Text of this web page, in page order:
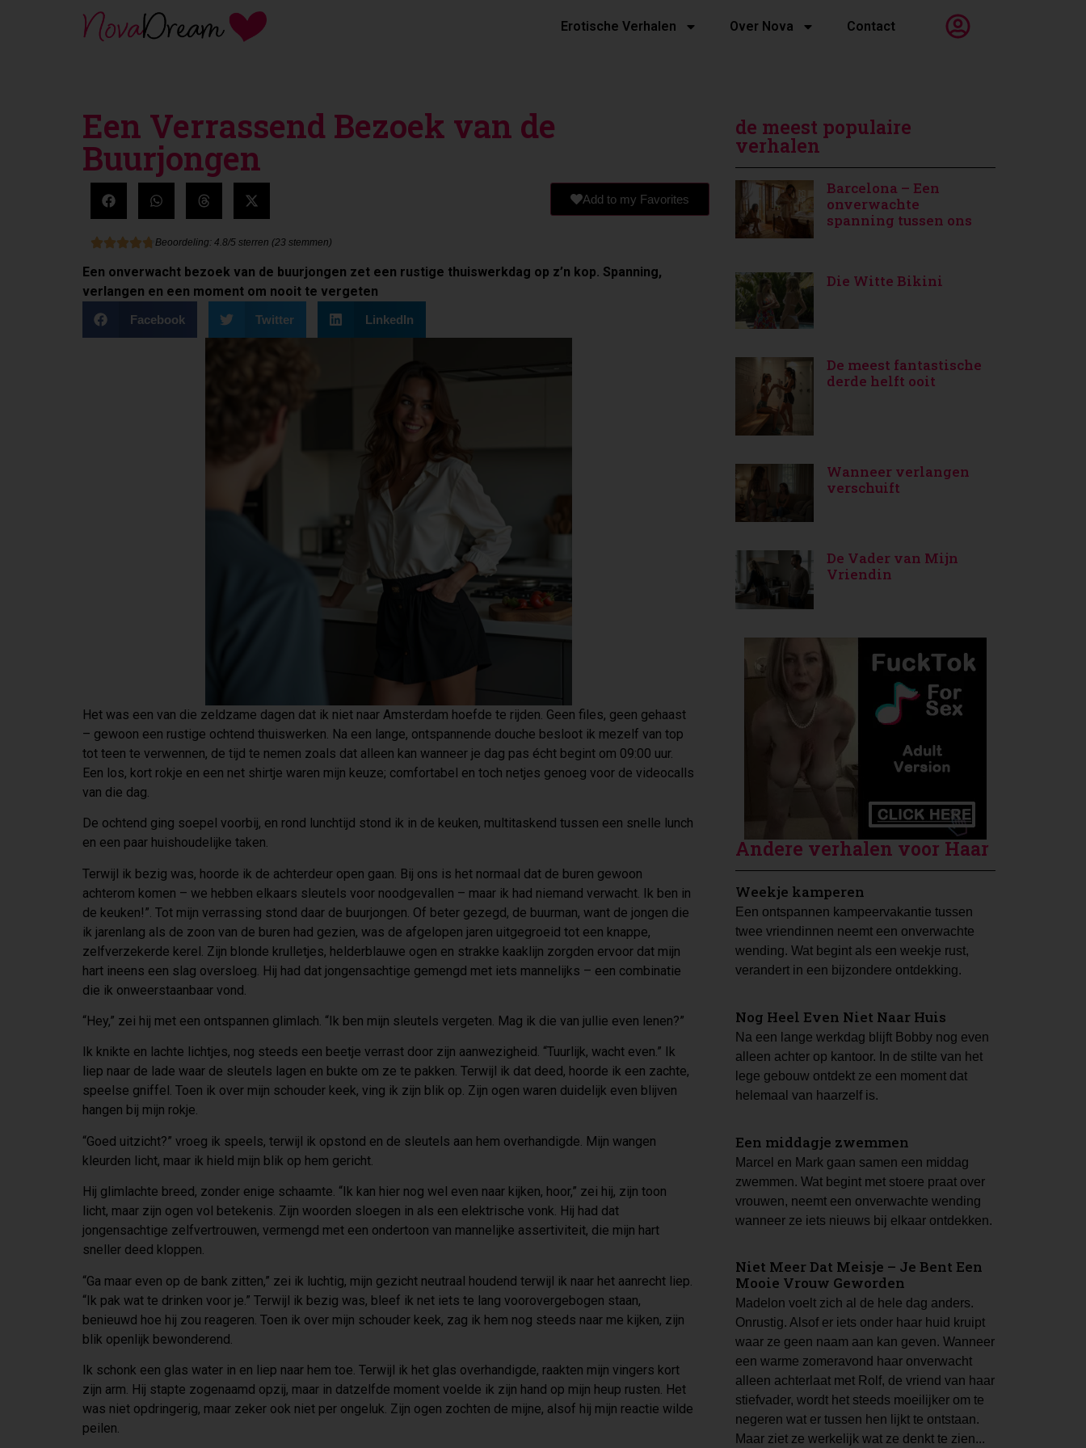
Erotische Verhalen Over Nova Contact
Een Verrassend Bezoek van de
Buurjongen
Add to my Favorites
Beoordeling: 4.8/5 sterren (23 stemmen)
Een onverwacht bezoek van de buurjongen zet een rustige thuiswerkdag op z’n kop. Spanning,
verlangen en een moment om nooit te vergeten
Facebook Twitter LinkedIn
Het was een van die zeldzame dagen dat ik niet naar Amsterdam hoefde te rijden. Geen files, geen gehaast
– gewoon een rustige ochtend thuiswerken. Na een lange, ontspannende douche besloot ik mezelf van top
tot teen te verwennen, de tijd te nemen zoals dat alleen kan wanneer je dag pas écht begint om 09:00 uur.
Een los, kort rokje en een net shirtje waren mijn keuze; comfortabel en toch netjes genoeg voor de videocalls
van die dag.
De ochtend ging soepel voorbij, en rond lunchtijd stond ik in de keuken, multitaskend tussen een snelle lunch
en een paar huishoudelijke taken.
Terwijl ik bezig was, hoorde ik de achterdeur open gaan. Bij ons is het normaal dat de buren gewoon
achterom komen – we hebben elkaars sleutels voor noodgevallen – maar ik had niemand verwacht. Ik ben in
de keuken!”. Tot mijn verrassing stond daar de buurjongen. Of beter gezegd, de buurman, want de jongen die
ik jarenlang als de zoon van de buren had gezien, was de afgelopen jaren uitgegroeid tot een knappe,
zelfverzekerde kerel. Zijn blonde krulletjes, helderblauwe ogen en strakke kaaklijn zorgden ervoor dat mijn
hart ineens een slag oversloeg. Hij had dat jongensachtige gemengd met iets mannelijks – een combinatie
die ik onweerstaanbaar vond.
“Hey,” zei hij met een ontspannen glimlach. “Ik ben mijn sleutels vergeten. Mag ik die van jullie even lenen?”
Ik knikte en lachte lichtjes, nog steeds een beetje verrast door zijn aanwezigheid. “Tuurlijk, wacht even.” Ik
liep naar de lade waar de sleutels lagen en bukte om ze te pakken. Terwijl ik dat deed, hoorde ik een zachte,
speelse gniffel. Toen ik over mijn schouder keek, ving ik zijn blik op. Zijn ogen waren duidelijk even blijven
hangen bij mijn rokje.
“Goed uitzicht?” vroeg ik speels, terwijl ik opstond en de sleutels aan hem overhandigde. Mijn wangen
kleurden licht, maar ik hield mijn blik op hem gericht.
Hij glimlachte breed, zonder enige schaamte. “Ik kan hier nog wel even naar kijken, hoor,” zei hij, zijn toon
licht, maar zijn ogen vol betekenis. Zijn woorden sloegen in als een elektrische vonk. Hij had dat
jongensachtige zelfvertrouwen, vermengd met een ondertoon van mannelijke assertiviteit, die mijn hart
sneller deed kloppen.
“Ga maar even op de bank zitten,” zei ik luchtig, mijn gezicht neutraal houdend terwijl ik naar het aanrecht liep.
“Ik pak wat te drinken voor je.” Terwijl ik bezig was, bleef ik net iets te lang voorovergebogen staan,
benieuwd hoe hij zou reageren. Toen ik over mijn schouder keek, zag ik hem nog steeds naar me kijken, zijn
blik openlijk bewonderend.
Ik schonk een glas water in en liep naar hem toe. Terwijl ik het glas overhandigde, raakten mijn vingers kort
zijn arm. Hij stapte zogenaamd opzij, maar in datzelfde moment voelde ik zijn hand op mijn heup rusten. Het
was niet opdringerig, maar zeker ook niet per ongeluk. Zijn ogen zochten de mijne, alsof hij mijn reactie wilde
peilen.
de meest populaire
verhalen
Barcelona – Een
onverwachte
spanning tussen ons
Die Witte Bikini
De meest fantastische
derde helft ooit
Wanneer verlangen
verschuift
De Vader van Mijn
Vriendin
Andere verhalen voor Haar
Weekje kamperen
Een ontspannen kampeervakantie tussen
twee vriendinnen neemt een onverwachte
wending. Wat begint als een weekje rust,
verandert in een bijzondere ontdekking.
Nog Heel Even Niet Naar Huis
Na een lange werkdag blijft Bobby nog even
alleen achter op kantoor. In de stilte van het
lege gebouw ontdekt ze een moment dat
helemaal van haarzelf is.
Een middagje zwemmen
Marcel en Mark gaan samen een middag
zwemmen. Wat begint met stoere praat over
vrouwen, neemt een onverwachte wending
wanneer ze iets nieuws bij elkaar ontdekken.
Niet Meer Dat Meisje – Je Bent Een
Mooie Vrouw Geworden
Madelon voelt zich al de hele dag anders.
Onrustig. Alsof er iets onder haar huid kruipt
waar ze geen naam aan kan geven. Wanneer
een warme zomeravond haar onverwacht
alleen achterlaat met Rolf, de vriend van haar
stiefvader, wordt het steeds moeilijker om te
negeren wat er tussen hen lijkt te ontstaan.
Maar ziet ze werkelijk wat ze denkt te zien...